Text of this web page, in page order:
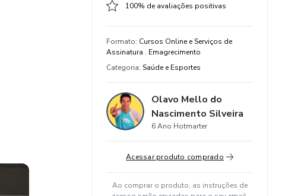
100% de avaliações positivas
Formato: Cursos Online e Serviços de
Assinatura . Emagrecimento
Categoria: Saúde e Esportes
Olavo Mello do
Nascimento Silveira
6 Ano Hotmarter
Acessar produto comprado
Ao comprar o produto, as instruções de